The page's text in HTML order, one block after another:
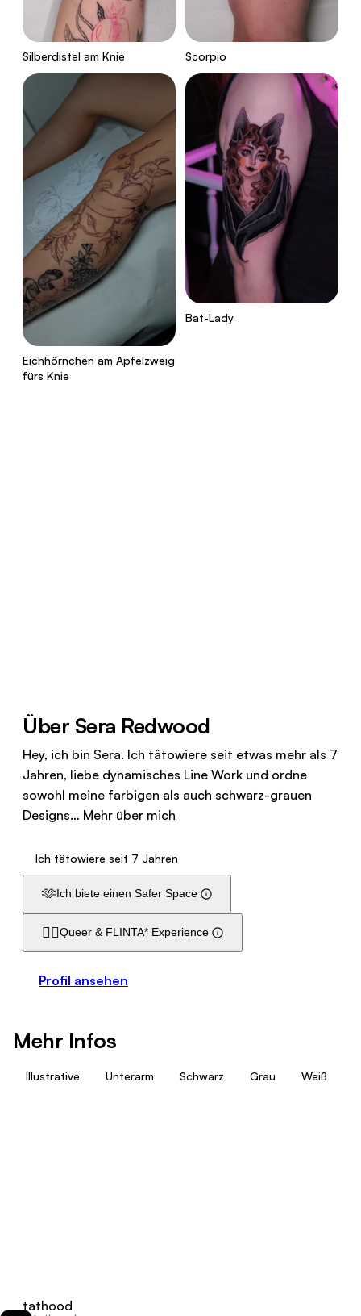
Silberdistel am Knie Scorpio
Eichhörnchen am Apfelzweig
fürs Knie
Bat-Lady
Über Sera Redwood
Hey, ich bin Sera. Ich tätowiere seit etwas mehr als 7
Jahren, liebe dynamisches Line Work und ordne
sowohl meine farbigen als auch schwarz-grauen
Designs… Mehr über mich
Ich tätowiere seit 7 Jahren
🫶Ich biete einen Safer Space
🏳️‍🌈Queer & FLINTA* Experience
Profil ansehen
Mehr Infos
Illustrative Unterarm Schwarz Grau Weiß
tathood